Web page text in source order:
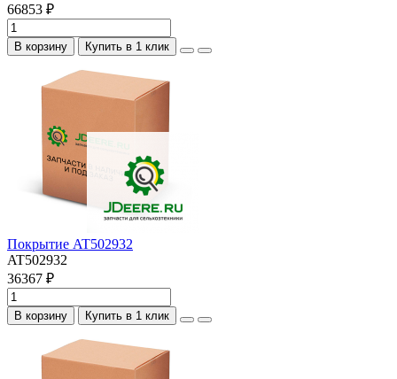
66853 ₽
В корзину Купить в 1 клик
Покрытие AT502932
AT502932
36367 ₽
В корзину Купить в 1 клик